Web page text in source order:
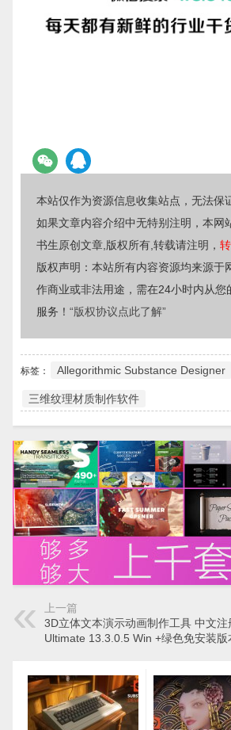
本站仅作为资源信息收集站点，无法保
如果文章内容介绍中无特别注明，本网
书生原创文章,版权所有,转载请注明，
版权声明：本站所有内容资源均来源
作商业或非法用途，需在24小时内从
服务！ “版权协议点此了解”
标签： Allegorithmic Substance Designer
三维纹理材质制作软件
上一篇
3D立体文本演示动画制作工具 中文
Ultimate 13.3.0.5 Win +绿色免安装版